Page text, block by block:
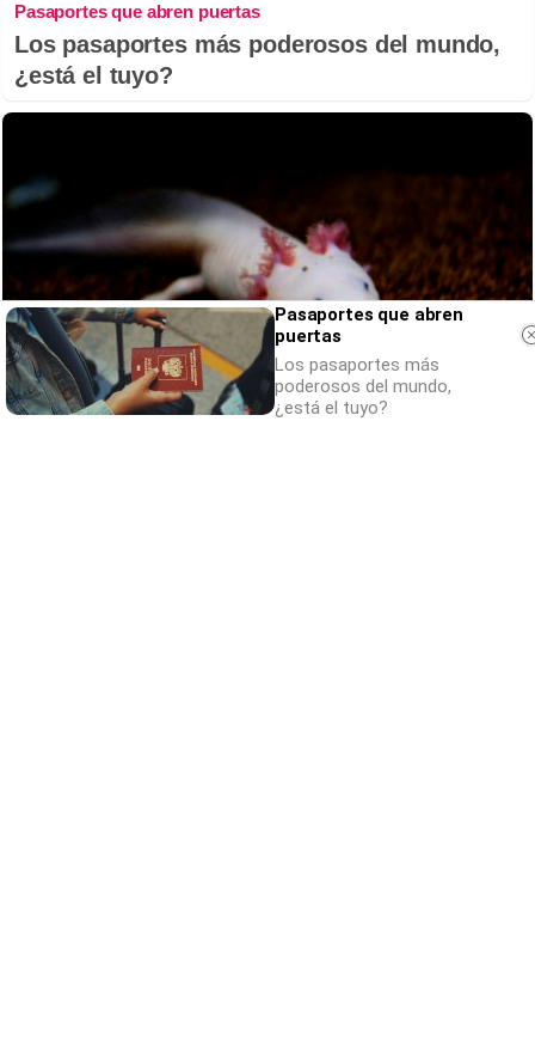
Pasaportes que abren puertas
Los pasaportes más poderosos del mundo,
¿está el tuyo?
Pasaportes que abren
puertas
Los pasaportes más
poderosos del mundo,
¿está el tuyo?